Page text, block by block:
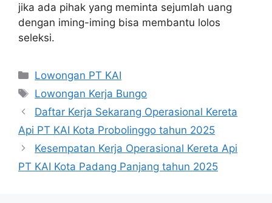
jika ada pihak yang meminta sejumlah uang
dengan iming-iming bisa membantu lolos
seleksi.
Categories
Lowongan PT KAI
Tags
Lowongan Kerja Bungo
Daftar Kerja Sekarang Operasional Kereta
Api PT KAI Kota Probolinggo tahun 2025
Kesempatan Kerja Operasional Kereta Api
PT KAI Kota Padang Panjang tahun 2025